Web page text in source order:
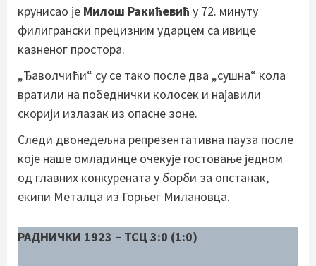
крунисао је Милош Ракићевић у 72. минуту
филигрански прецизним ударцем са ивице
казненог простора.
„Ђаволчићи“ су се тако после два „сушна“ кола
вратили на победнички колосек и најавили
скорији излазак из опасне зоне.
Следи двонедељна репрезентативна пауза после
које наше омладинце очекује гостовање једном
од главних конкурената у борби за опстанак,
екипи Металца из Горњег Милановца.
РАДНИЧКИ 1923 – ТСЦ 3:0 (1:0)